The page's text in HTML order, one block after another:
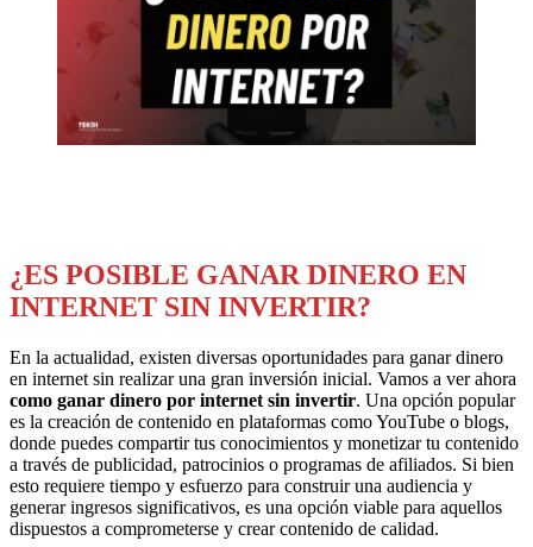
¿ES POSIBLE GANAR DINERO EN
INTERNET SIN INVERTIR?
En la actualidad, existen diversas oportunidades para ganar dinero
en internet sin realizar una gran inversión inicial. Vamos a ver ahora
como ganar dinero por internet sin invertir. Una opción popular
es la creación de contenido en plataformas como YouTube o blogs,
donde puedes compartir tus conocimientos y monetizar tu contenido
a través de publicidad, patrocinios o programas de afiliados. Si bien
esto requiere tiempo y esfuerzo para construir una audiencia y
generar ingresos significativos, es una opción viable para aquellos
dispuestos a comprometerse y crear contenido de calidad.